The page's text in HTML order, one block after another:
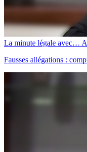
La minute légale avec…
Fausses allégations :